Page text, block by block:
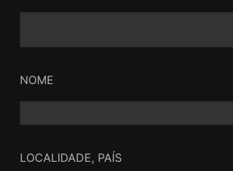
NOME
LOCALIDADE, PAÍS